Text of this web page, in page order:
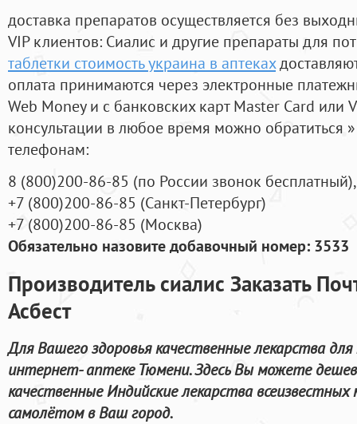
доставка препаратов осуществляется без
VIP клиентов: Сиалис и другие препараты для
таблетки стоимость украина в аптеках
оплата принимаются через электронные
Web Money и с банковских карт Master Card или
консультации в любое время можно обратиться
телефонам:
8 (800)200-86-85 (по России звонок бесплатный),
+7 (800)200-86-85 (Санкт-Петербург)
+7 (800)200-86-85 (Москва)
Обязательно назовите добавочный номер: 3533
Производитель сиалис Заказать
Асбест
Для Вашего здоровья качественные лекарства
интернет- аптеке Тюмени. Здесь Вы можете
качественные Индийские лекарства
самолётом в Ваш город.